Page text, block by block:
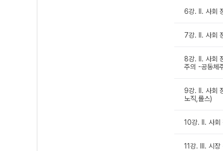
6강. Ⅱ. 사회
7강. Ⅱ. 사회
8강. Ⅱ. 사회
주의 -공동체
9강. Ⅱ. 사회
노직,롤스)
10강. Ⅱ. 사회
11강. Ⅲ. 시장